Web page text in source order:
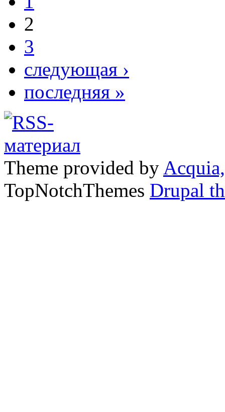
2
3
следующая ›
последняя »
Theme provided by
TopNotchThemes Drupal